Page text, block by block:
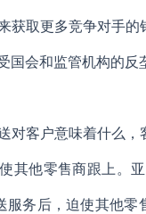
获取更多竞争对手的
国会和监管机构的反
对客户意味着什么，
其他零售商跟上。
服务后，迫使其他零